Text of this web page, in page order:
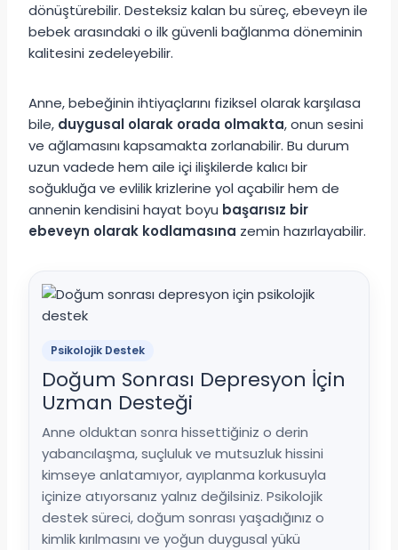
dönüştürebilir. Desteksiz kalan bu süreç, ebeveyn ile
bebek arasındaki o ilk güvenli bağlanma döneminin
kalitesini zedeleyebilir.
Anne, bebeğinin ihtiyaçlarını fiziksel olarak karşılasa
bile, duygusal olarak orada olmakta, onun sesini
ve ağlamasını kapsamakta zorlanabilir. Bu durum
uzun vadede hem aile içi ilişkilerde kalıcı bir
soğukluğa ve evlilik krizlerine yol açabilir hem de
annenin kendisini hayat boyu başarısız bir
ebeveyn olarak kodlamasına zemin hazırlayabilir.
Psikolojik Destek
Doğum Sonrası Depresyon İçin
Uzman Desteği
Anne olduktan sonra hissettiğiniz o derin
yabancılaşma, suçluluk ve mutsuzluk hissini
kimseye anlatamıyor, ayıplanma korkusuyla
içinize atıyorsanız yalnız değilsiniz. Psikolojik
destek süreci, doğum sonrası yaşadığınız o
kimlik kırılmasını ve yoğun duygusal yükü